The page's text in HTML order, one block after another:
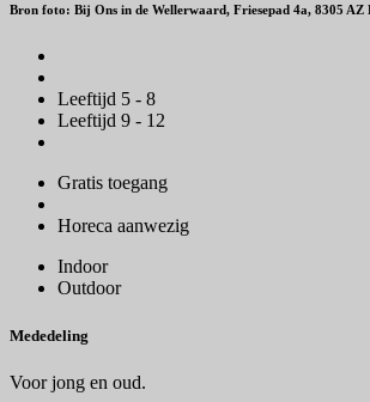
Bron foto: Bij Ons in de Wellerwaard, Friesepad 4a, 8305 AZ
Leeftijd 5 - 8
Leeftijd 9 - 12
Gratis toegang
Horeca aanwezig
Indoor
Outdoor
Mededeling
Voor jong en oud.